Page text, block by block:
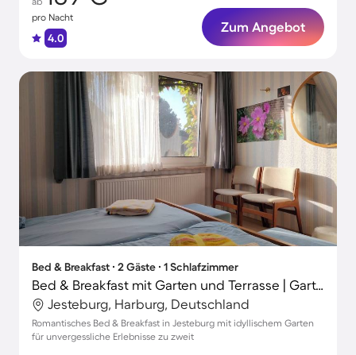
pro Nacht
4.0
Zum Angebot
Bed & Breakfast ∙ 2 Gäste ∙ 1 Schlafzimmer
Bed & Breakfast mit Garten und Terrasse | Gartenblick
Jesteburg, Harburg, Deutschland
Romantisches Bed & Breakfast in Jesteburg mit idyllischem Garten
für unvergessliche Erlebnisse zu zweit